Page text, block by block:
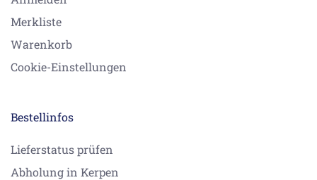
Merkliste
Warenkorb
Cookie-Einstellungen
Bestellinfos
Lieferstatus prüfen
Abholung in Kerpen